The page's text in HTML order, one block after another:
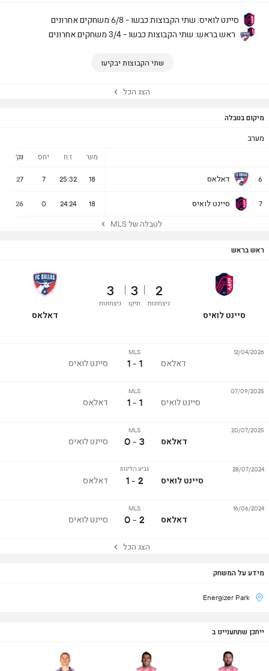
סיינט לואיס: שתי הקבוצות כבשו - 6/8 משחקים אחרונים
ראש בראש: שתי הקבוצות כבשו - 3/4 משחקים אחרונים
שתי הקבוצות יבקיעו
הצג הכל
מיקום בטבלה
מערב
מש' ז:ח יחס נק'
6 דאלאס 18
25:32
7
27
7 סיינט לואיס 18
24:24
0
26
לטבלה של MLS
מידע על המשחק
Energizer Park
ראש בראש
סיינט לואיס
2
ניצחונות
3
תיקו
3
ניצחונות
דאלאס
דאלאס
MLS
1 - 1 סיינט לואיס
12/04/2026
סיינט לואיס
MLS
1 - 1 דאלאס
07/09/2025
דאלאס
MLS
3 - 0 סיינט לואיס
20/07/2025
סיינט לואיס
גביע הליגות
2 - 1 דאלאס
28/07/2024
דאלאס
MLS
2 - 0 סיינט לואיס
16/06/2024
הצג הכל
ייתכן שתתעניינו ב